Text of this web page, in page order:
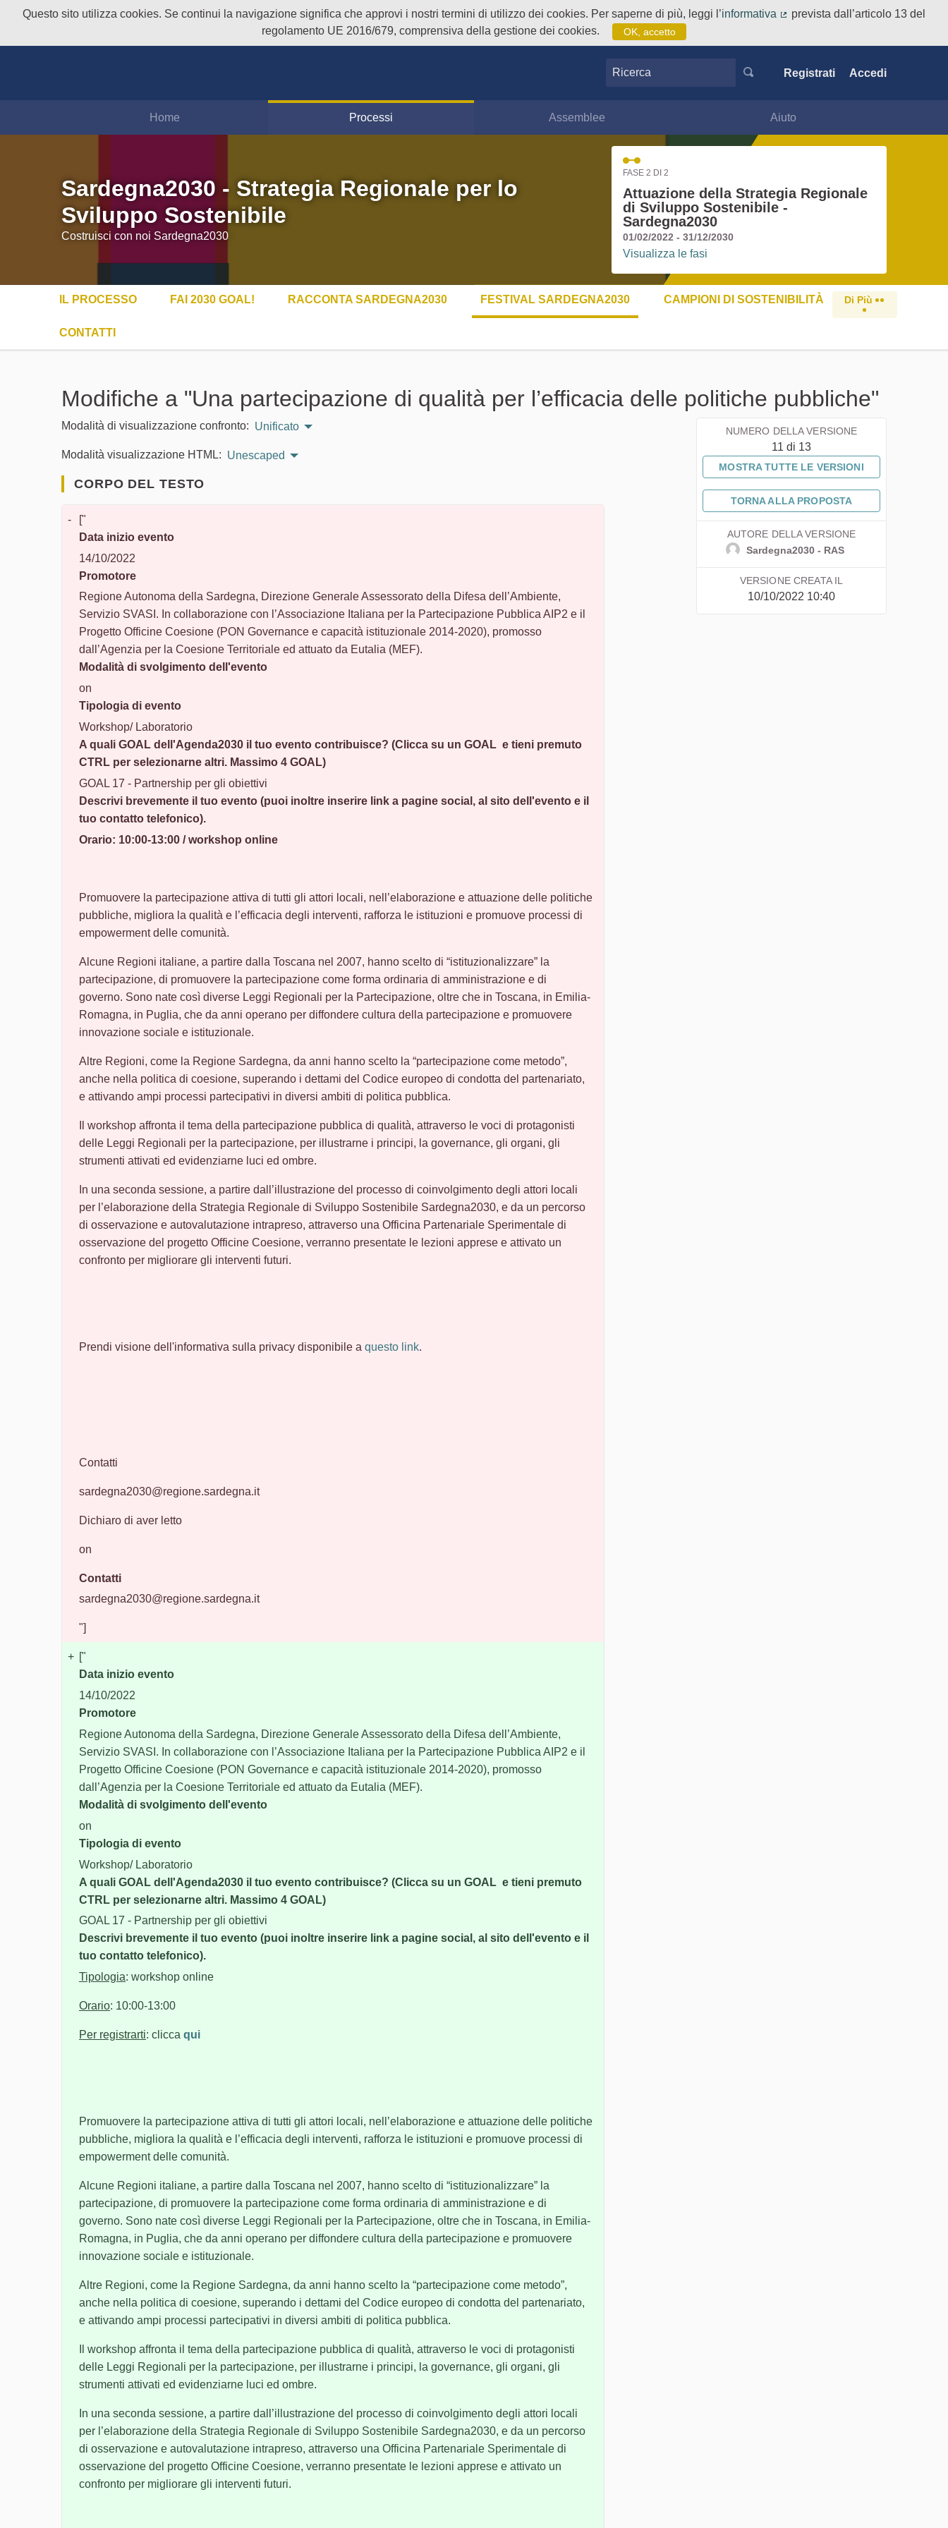
Questo sito utilizza cookies. Se continui la navigazione significa che approvi i nostri termini di utilizzo dei cookies. Per saperne di più, leggi l’informativa
prevista dall’articolo 13 del
regolamento UE 2016/679, comprensiva della gestione dei cookies.
OK, accetto
Ricerca Registrati Accedi
Home Processi Assemblee Aiuto
Sardegna2030 - Strategia Regionale per lo
Sviluppo Sostenibile
Costruisci con noi Sardegna2030
FASE 2 DI 2
Attuazione della Strategia Regionale
di Sviluppo Sostenibile -
Sardegna2030
01/02/2022 - 31/12/2030
Visualizza le fasi
IL PROCESSO FAI 2030 GOAL! RACCONTA SARDEGNA2030 FESTIVAL SARDEGNA2030 CAMPIONI DI SOSTENIBILITÀ
CONTATTI
Di Più
Modifiche a "Una partecipazione di qualità per l’efficacia delle politiche pubbliche"
Modalità di visualizzazione confronto: Unificato
Modalità visualizzazione HTML: Unescaped
CORPO DEL TESTO
-
["
Data inizio evento
14/10/2022
Promotore
Regione Autonoma della Sardegna, Direzione Generale Assessorato della Difesa dell’Ambiente,
Servizio SVASI. In collaborazione con l’Associazione Italiana per la Partecipazione Pubblica AIP2 e il
Progetto Officine Coesione (PON Governance e capacità istituzionale 2014-2020), promosso
dall’Agenzia per la Coesione Territoriale ed attuato da Eutalia (MEF).
Modalità di svolgimento dell'evento
on
Tipologia di evento
Workshop/ Laboratorio
A quali GOAL dell'Agenda2030 il tuo evento contribuisce? (Clicca su un GOAL e tieni premuto
CTRL per selezionarne altri. Massimo 4 GOAL)
GOAL 17 - Partnership per gli obiettivi
Descrivi brevemente il tuo evento (puoi inoltre inserire link a pagine social, al sito dell'evento e il
tuo contatto telefonico).
Orario: 10:00-13:00 / workshop online
Promuovere la partecipazione attiva di tutti gli attori locali, nell’elaborazione e attuazione delle politiche
pubbliche, migliora la qualità e l’efficacia degli interventi, rafforza le istituzioni e promuove processi di
empowerment delle comunità.
Alcune Regioni italiane, a partire dalla Toscana nel 2007, hanno scelto di “istituzionalizzare” la
partecipazione, di promuovere la partecipazione come forma ordinaria di amministrazione e di
governo. Sono nate così diverse Leggi Regionali per la Partecipazione, oltre che in Toscana, in Emilia-
Romagna, in Puglia, che da anni operano per diffondere cultura della partecipazione e promuovere
innovazione sociale e istituzionale.
Altre Regioni, come la Regione Sardegna, da anni hanno scelto la “partecipazione come metodo”,
anche nella politica di coesione, superando i dettami del Codice europeo di condotta del partenariato,
e attivando ampi processi partecipativi in diversi ambiti di politica pubblica.
Il workshop affronta il tema della partecipazione pubblica di qualità, attraverso le voci di protagonisti
delle Leggi Regionali per la partecipazione, per illustrarne i principi, la governance, gli organi, gli
strumenti attivati ed evidenziarne luci ed ombre.
In una seconda sessione, a partire dall’illustrazione del processo di coinvolgimento degli attori locali
per l’elaborazione della Strategia Regionale di Sviluppo Sostenibile Sardegna2030, e da un percorso
di osservazione e autovalutazione intrapreso, attraverso una Officina Partenariale Sperimentale di
osservazione del progetto Officine Coesione, verranno presentate le lezioni apprese e attivato un
confronto per migliorare gli interventi futuri.
Prendi visione dell'informativa sulla privacy disponibile a questo link.
Contatti
sardegna2030@regione.sardegna.it
Dichiaro di aver letto
on
Contatti
sardegna2030@regione.sardegna.it
"]
+ ["
Data inizio evento
14/10/2022
Promotore
Regione Autonoma della Sardegna, Direzione Generale Assessorato della Difesa dell’Ambiente,
Servizio SVASI. In collaborazione con l’Associazione Italiana per la Partecipazione Pubblica AIP2 e il
Progetto Officine Coesione (PON Governance e capacità istituzionale 2014-2020), promosso
dall’Agenzia per la Coesione Territoriale ed attuato da Eutalia (MEF).
Modalità di svolgimento dell'evento
on
Tipologia di evento
Workshop/ Laboratorio
A quali GOAL dell'Agenda2030 il tuo evento contribuisce? (Clicca su un GOAL e tieni premuto
CTRL per selezionarne altri. Massimo 4 GOAL)
GOAL 17 - Partnership per gli obiettivi
Descrivi brevemente il tuo evento (puoi inoltre inserire link a pagine social, al sito dell'evento e il
tuo contatto telefonico).
Tipologia: workshop online
Orario: 10:00-13:00
Per registrarti: clicca qui
Promuovere la partecipazione attiva di tutti gli attori locali, nell’elaborazione e attuazione delle politiche
pubbliche, migliora la qualità e l’efficacia degli interventi, rafforza le istituzioni e promuove processi di
empowerment delle comunità.
Alcune Regioni italiane, a partire dalla Toscana nel 2007, hanno scelto di “istituzionalizzare” la
partecipazione, di promuovere la partecipazione come forma ordinaria di amministrazione e di
governo. Sono nate così diverse Leggi Regionali per la Partecipazione, oltre che in Toscana, in Emilia-
Romagna, in Puglia, che da anni operano per diffondere cultura della partecipazione e promuovere
innovazione sociale e istituzionale.
Altre Regioni, come la Regione Sardegna, da anni hanno scelto la “partecipazione come metodo”,
anche nella politica di coesione, superando i dettami del Codice europeo di condotta del partenariato,
e attivando ampi processi partecipativi in diversi ambiti di politica pubblica.
Il workshop affronta il tema della partecipazione pubblica di qualità, attraverso le voci di protagonisti
delle Leggi Regionali per la partecipazione, per illustrarne i principi, la governance, gli organi, gli
strumenti attivati ed evidenziarne luci ed ombre.
In una seconda sessione, a partire dall’illustrazione del processo di coinvolgimento degli attori locali
per l’elaborazione della Strategia Regionale di Sviluppo Sostenibile Sardegna2030, e da un percorso
di osservazione e autovalutazione intrapreso, attraverso una Officina Partenariale Sperimentale di
osservazione del progetto Officine Coesione, verranno presentate le lezioni apprese e attivato un
confronto per migliorare gli interventi futuri.
NUMERO DELLA VERSIONE
11 di 13
MOSTRA TUTTE LE VERSIONI
TORNA ALLA PROPOSTA
AUTORE DELLA VERSIONE
Sardegna2030 - RAS
VERSIONE CREATA IL
10/10/2022 10:40